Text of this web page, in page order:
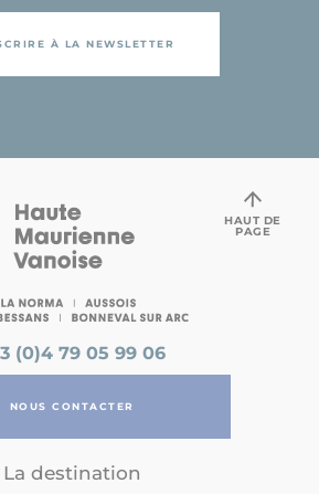
À LA NEWSLETTER
(0)4 79 05 99 06
NOUS CONTACTER
La destination
HAUT DE
PAGE